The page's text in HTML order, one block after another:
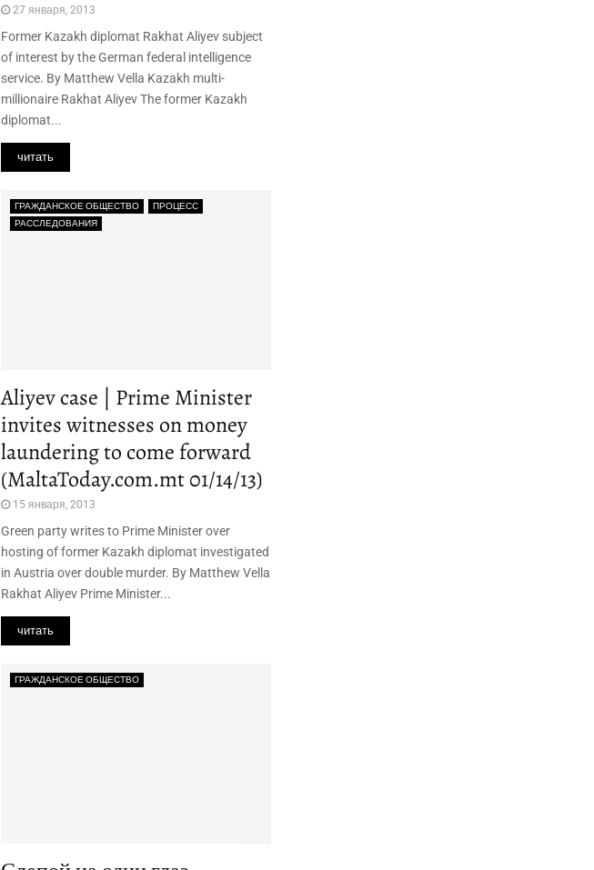
27 января, 2013
Former Kazakh diplomat Rakhat Aliyev subject
of interest by the German federal intelligence
service. By Matthew Vella Kazakh multi-
millionaire Rakhat Aliyev The former Kazakh
diplomat...
читать
ГРАЖДАНСКОЕ ОБЩЕСТВО
ПРОЦЕСС
РАССЛЕДОВАНИЯ
Aliyev case | Prime Minister
invites witnesses on money
laundering to come forward
(MaltaToday.com.mt 01/14/13)
15 января, 2013
Green party writes to Prime Minister over
hosting of former Kazakh diplomat investigated
in Austria over double murder. By Matthew Vella
Rakhat Aliyev Prime Minister...
читать
ГРАЖДАНСКОЕ ОБЩЕСТВО